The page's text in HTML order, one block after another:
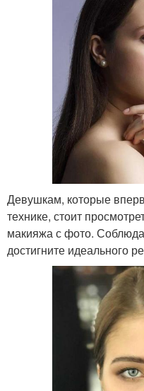
Девушкам, которые
технике, стоит
макияжа с фото.
достигните идеального